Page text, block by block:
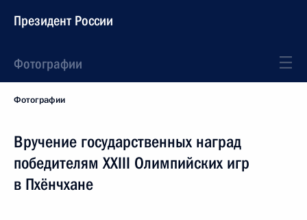
Президент России
Фотографии
Фотографии
Вручение государственных наград
победителям XXIII Олимпийских игр
в Пхёнчхане